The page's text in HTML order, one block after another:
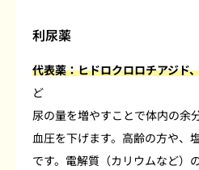
利尿薬
代表薬：ヒドロクロロチアジド
ど
尿の量を増やすことで体内の余
血圧を下げます。高齢の方や、
です。電解質（カリウムなど）